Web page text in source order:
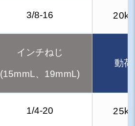
3/8-16
インチねじ
(15mmL、19mmL)
動
1/4-20